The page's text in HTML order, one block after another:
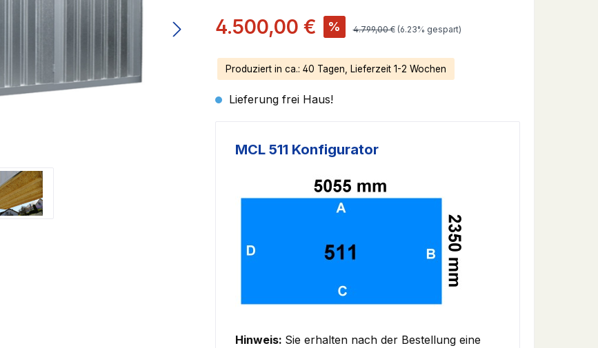
Verkaufspreis:
4.500,00 € % Regulärer Preis:
4.799,00 € (6.23% gespart)
Produziert in ca.: 40 Tagen, Lieferzeit 1-2 Wochen
Lieferung frei Haus!
MCL 511 Konfigurator
Hinweis: Sie erhalten nach der Bestellung eine